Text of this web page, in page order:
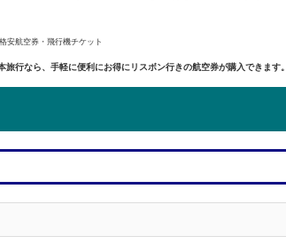
安航空券・飛行機チケット
行なら、手軽に便利にお得にリスボン行きの航空券が購入できます。